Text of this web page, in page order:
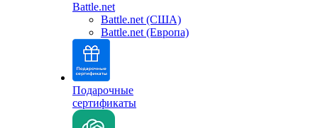
Battle.net
Battle.net (США)
Battle.net (Европа)
Подарочные
сертификаты